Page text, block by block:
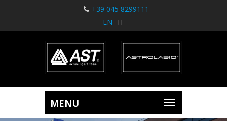
+39 045 8299111
EN
IT